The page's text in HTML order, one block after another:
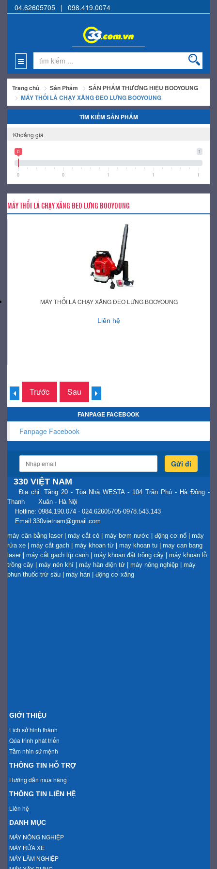
04.62605705 | 098.419.0074
Trang chủ Sản Phẩm
SẢN PHẨM THƯƠNG HIỆU BOOYOUNG
MÁY THỔI LÁ CHẠY XĂNG ĐEO LƯNG BOOYOUNG
TÌM KIẾM SẢN PHẨM
Khoảng giá
1
0
0 0 1 1 1
MÁY THỔI LÁ CHẠY XĂNG ĐEO LƯNG BOOYOUNG
MÁY THỔI LÁ CHẠY XĂNG ĐEO LƯNG BOOYOUNG
Liên hệ
Trước Sau
FANPAGE FACEBOOK
Fanpage Facebook
Gửi đi
330 VIỆT NAM
Địa chỉ: Tầng 20 - Tòa Nhà WESTA - 104 Trần Phú - Hà Đông -
Thanh Xuân - Hà Nội
Hotline: 0984.190.074 - 024.62605705-0978.543.143
Email:330vietnam@gmail.com
máy cân bằng laser | máy cắt cỏ | máy bơm nước | động cơ nổ | máy
rửa xe | máy cắt gạch | máy khoan từ | may khoan tu | may can bang
laser | máy cắt gạch líp cạnh | máy khoan đất trồng cây | máy khoan lỗ
trồng cây | máy nén khí | máy hàn điện tử | máy nông nghiệp | máy
phun thuốc trừ sâu | máy hàn | động cơ xăng
GIỚI THIỆU
Lịch sử hình thành
Qúa trình phát triển
Tầm nhìn sứ mệnh
THÔNG TIN HỖ TRỢ
Hướng dẫn mua hàng
THÔNG TIN LIÊN HỆ
Liên hệ
DANH MỤC
MÁY NÔNG NGHIỆP
MÁY RỬA XE
MÁY LÂM NGHIỆP